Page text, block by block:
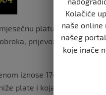
platu većina
prijevoza i regresa,
iznose 174 KM, tako
plate i koja će za većinu
Kolačiće
naše
našeg
koje inače